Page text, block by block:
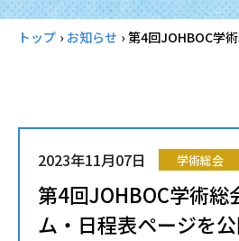
トップ › お知らせ › 第4回JOHBOC学
2023年11月07日 学術総会
第4回JOHBOC学術総
ム・日程表ページを公